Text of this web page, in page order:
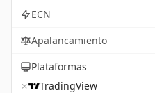
ECN
Apalancamiento
Plataformas
✗
TradingView